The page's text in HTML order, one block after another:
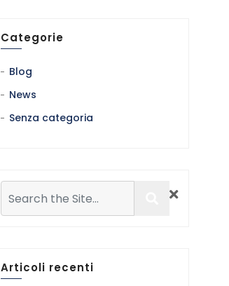
Categorie
Blog
News
Senza categoria
Articoli recenti